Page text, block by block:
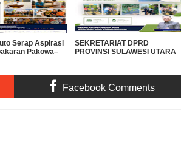
Serap Aspirasi
Pakowa–
SEKRETARIAT DPRD
PROVINSI SULAWESI UTARA
LINGKUNGAN BERSIH DAN
LESTARI
Facebook Comments